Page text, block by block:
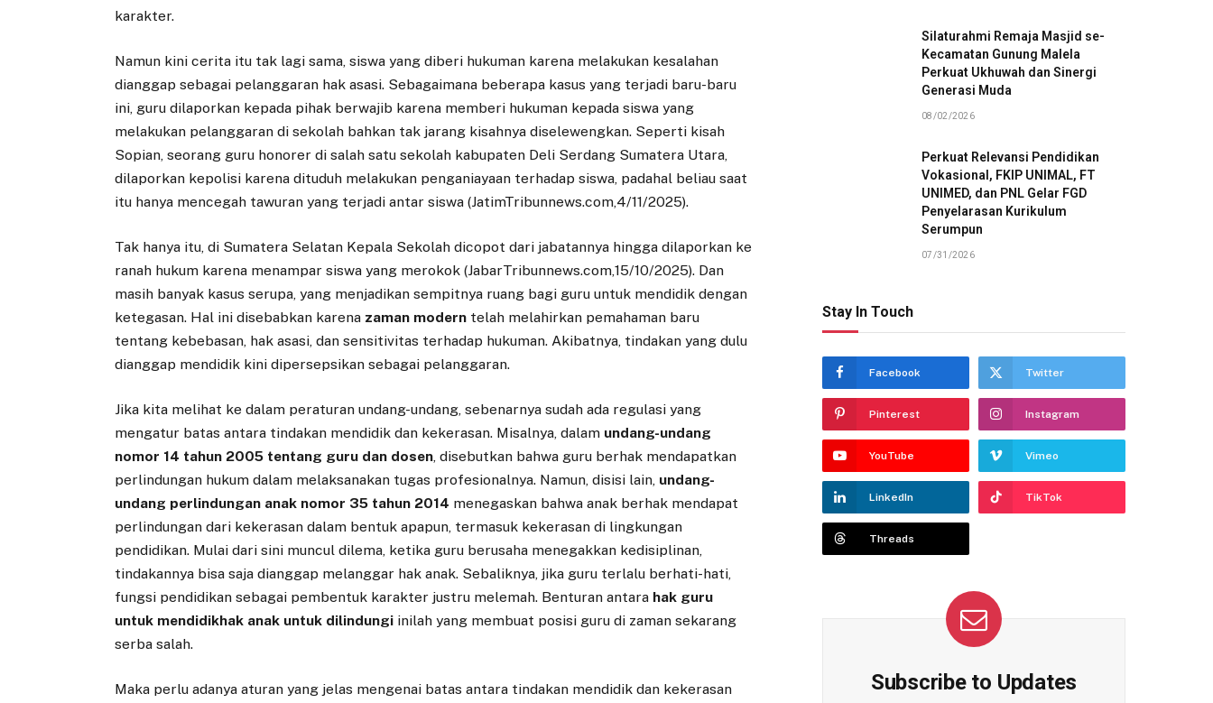
karakter.
Namun kini cerita itu tak lagi sama, siswa yang diberi hukuman karena melakukan kesalahan
dianggap sebagai pelanggaran hak asasi. Sebagaimana beberapa kasus yang terjadi baru-baru
ini, guru dilaporkan kepada pihak berwajib karena memberi hukuman kepada siswa yang
melakukan pelanggaran di sekolah bahkan tak jarang kisahnya diselewengkan. Seperti kisah
Sopian, seorang guru honorer di salah satu sekolah kabupaten Deli Serdang Sumatera Utara,
dilaporkan kepolisi karena dituduh melakukan penganiayaan terhadap siswa, padahal beliau saat
itu hanya mencegah tawuran yang terjadi antar siswa (JatimTribunnews.com,4/11/2025).
Tak hanya itu, di Sumatera Selatan Kepala Sekolah dicopot dari jabatannya hingga dilaporkan ke
ranah hukum karena menampar siswa yang merokok (JabarTribunnews.com,15/10/2025). Dan
masih banyak kasus serupa, yang menjadikan sempitnya ruang bagi guru untuk mendidik dengan
ketegasan. Hal ini disebabkan karena zaman modern telah melahirkan pemahaman baru
tentang kebebasan, hak asasi, dan sensitivitas terhadap hukuman. Akibatnya, tindakan yang dulu
dianggap mendidik kini dipersepsikan sebagai pelanggaran.
Jika kita melihat ke dalam peraturan undang-undang, sebenarnya sudah ada regulasi yang
mengatur batas antara tindakan mendidik dan kekerasan. Misalnya, dalam undang-undang
nomor 14 tahun 2005 tentang guru dan dosen, disebutkan bahwa guru berhak mendapatkan
perlindungan hukum dalam melaksanakan tugas profesionalnya. Namun, disisi lain, undang-
undang perlindungan anak nomor 35 tahun 2014 menegaskan bahwa anak berhak mendapat
perlindungan dari kekerasan dalam bentuk apapun, termasuk kekerasan di lingkungan
pendidikan. Mulai dari sini muncul dilema, ketika guru berusaha menegakkan kedisiplinan,
tindakannya bisa saja dianggap melanggar hak anak. Sebaliknya, jika guru terlalu berhati-hati,
fungsi pendidikan sebagai pembentuk karakter justru melemah. Benturan antara hak guru
untuk mendidikhak anak untuk dilindungi inilah yang membuat posisi guru di zaman sekarang
serba salah.
Maka perlu adanya aturan yang jelas mengenai batas antara tindakan mendidik dan kekerasan
Silaturahmi Remaja Masjid se-
Kecamatan Gunung Malela
Perkuat Ukhuwah dan Sinergi
Generasi Muda
08/02/2026
Perkuat Relevansi Pendidikan
Vokasional, FKIP UNIMAL, FT
UNIMED, dan PNL Gelar FGD
Penyelarasan Kurikulum
Serumpun
07/31/2026
Stay In Touch
Facebook Twitter
Pinterest Instagram
YouTube Vimeo
LinkedIn TikTok
Threads
Subscribe to Updates